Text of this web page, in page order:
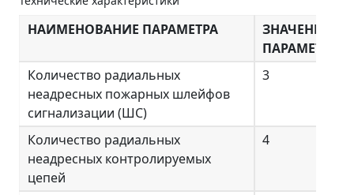
НАИМЕНОВАНИЕ ПАРАМЕТРА
ЗНАЧЕНИЕ
ПАРАМЕТРА
Количество радиальных
неадресных пожарных шлейфов
сигнализации (ШС)
3
Количество радиальных
неадресных контролируемых
цепей
4